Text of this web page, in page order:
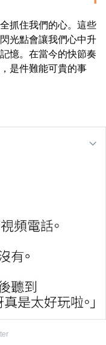
抓住我們的心。這些
光點會讓我們心中升
憶。在當今的快節奏
是件難能可貴的事